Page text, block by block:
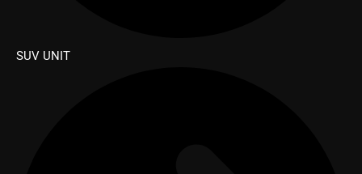
SUV UNIT